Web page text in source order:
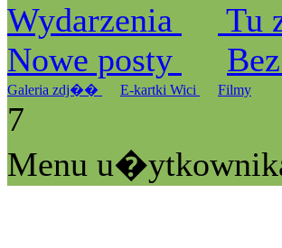
Wydarzenia
Tu
Nowe posty
Galeria zdj�� E-kartki Wici Filmy
7
Menu